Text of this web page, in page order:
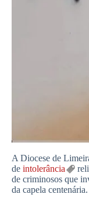
A Diocese de
de intolerância
de criminosos que
da capela centenária.